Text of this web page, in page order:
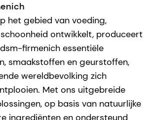
het gebied van voeding,
ontwikkelt, produceert
firmenich essentiële
smaakstoffen en geurstoffen,
wereldbevolking zich
Met ons uitgebreide
op basis van natuurlijke